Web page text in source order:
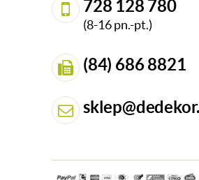
728 128 780
(8-16 pn.-pt.)
(84) 686 8821